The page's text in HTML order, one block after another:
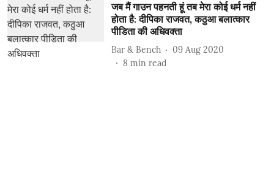
जब मैं गाउन पहनती हूं तब मेरा कोई धर्म नहीं
होता है: दीपिका राजवत, कठुआ बलात्कार
पीडिता की अधिवक्ता
Bar & Bench
09 Aug 2020
8 min read